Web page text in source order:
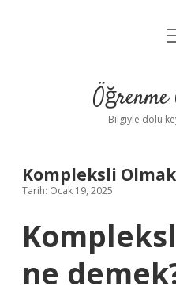
Öğrenme
Bilgiyle dolu
Kompleksli
Tarih: Ocak 19, 2025
ne